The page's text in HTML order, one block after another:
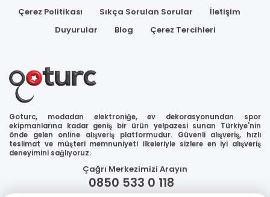
Çerez Politikası
Sıkça Sorulan Sorular
İletişim
Duyurular
Blog Çerez Tercihleri
Goturc, modadan elektroniğe, ev dekorasyonundan spor
ekipmanlarına kadar geniş bir ürün yelpazesi sunan Türkiye'nin
önde gelen online alışveriş platformudur. Güvenli alışveriş, hızlı
teslimat ve müşteri memnuniyeti ilkeleriyle sizlere en iyi alışveriş
deneyimini sağlıyoruz.
Çağrı Merkezimizi Arayın
0850 533 0 118